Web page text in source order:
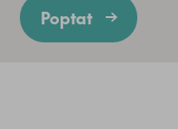
Poptat